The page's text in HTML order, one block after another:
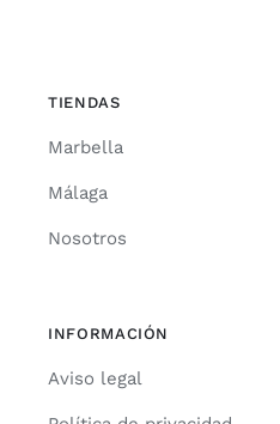
TIENDAS
Marbella
Málaga
Nosotros
INFORMACIÓN
Aviso legal